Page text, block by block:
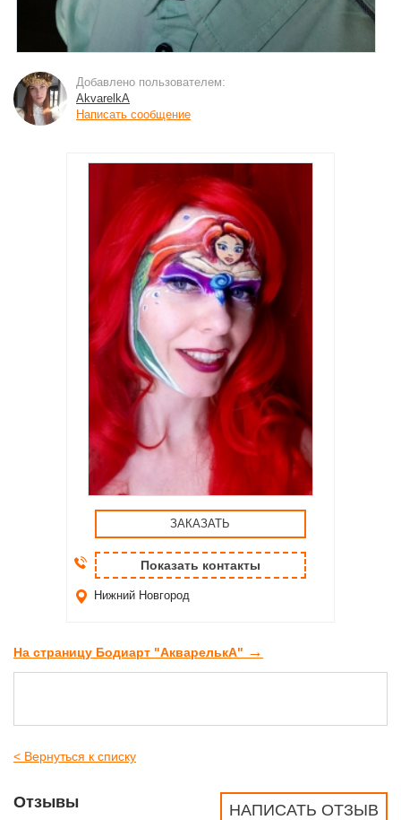
Добавлено пользователем:
AkvarelkA
Написать сообщение
ЗАКАЗАТЬ
Показать контакты
Нижний Новгород
На страницу Бодиарт "АкварелькА" →
< Вернуться к списку
НАПИСАТЬ ОТЗЫВ
Отзывы